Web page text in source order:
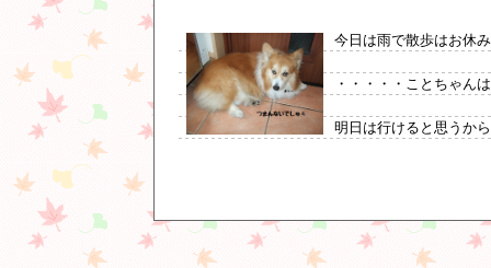
今日は雨で散歩はお休
・・・・・ことちゃん
明日は行けると思うか